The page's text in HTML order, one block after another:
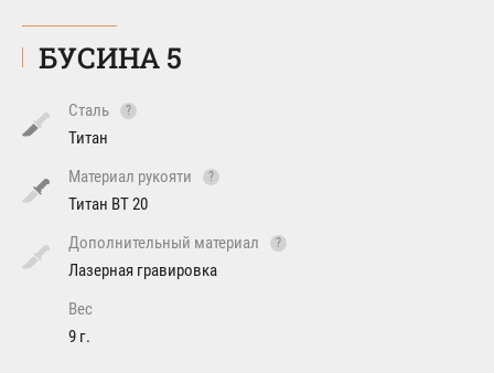
БУСИНА 5
Сталь ?
Титан
Материал рукояти
?
Титан ВТ 20
Дополнительный материал
?
Лазерная гравировка
Вес
9 г.